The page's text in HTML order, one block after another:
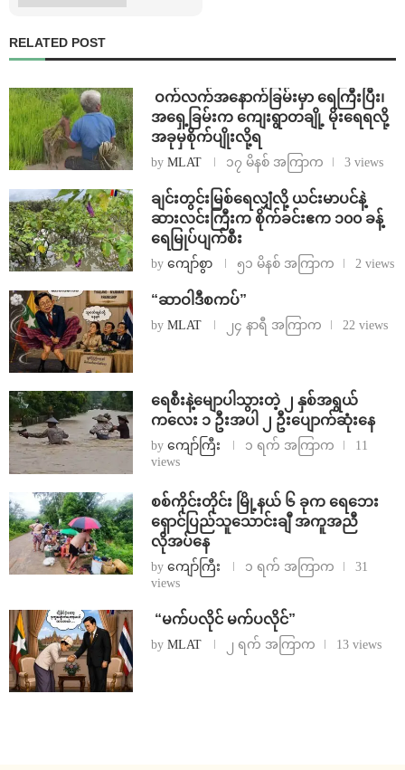
RELATED POST
⁩ ⁨ဝက်လက်အနောက်ခြမ်းမှာ ရေကြီးပြီး၊
အရှေ့ခြမ်းက ကျေးရွာတချို့ မိုးရေရလို့
အခုမှစိုက်ပျိုးလို့ရ
by MLAT ၁၇ မိနစ် အကြာက 3 views
ချင်းတွင်းမြစ်ရေလျှံလို့ ယင်းမာပင်နဲ့
ဆားလင်းကြီးက စိုက်ခင်းဧက ၁၀၀ ခန့်
ရေမြုပ်ပျက်စီး
by ကျော်စွာ ၅၁ မိနစ် အကြာက 2 views
“ဆာဝါဒီစကပ်”
by MLAT ၂၄ နာရီ အကြာက 22 views
ရေစီးနဲ့မျောပါသွားတဲ့ ၂ နှစ်အရွယ်
ကလေး ၁ ဦးအပါ ၂ ဦးပျောက်ဆုံးနေ
by ကျော်ကြီး ၁ ရက် အကြာက
11
views
စစ်ကိုင်းတိုင်း မြို့နယ် ၆ ခုက ရေဘေး
ရှောင်ပြည်သူသောင်းချီ အကူအညီ
လိုအပ်နေ
by ကျော်ကြီး ၁ ရက် အကြာက
31
views
⁨ ⁨“မက်ပလိုင် မက်ပလိုင်”
by MLAT ၂ ရက် အကြာက 13 views